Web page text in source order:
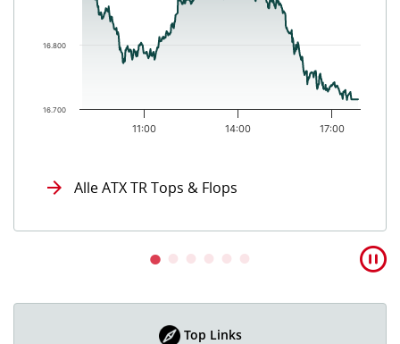
11:00 14:00 17:00
16.700
16.800
Alle ATX TR Tops & Flops
Top Links